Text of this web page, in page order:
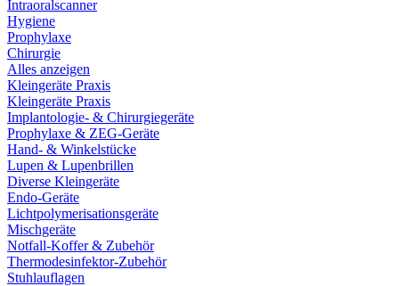
Intraoralscanner
Hygiene
Prophylaxe
Chirurgie
Alles anzeigen
Kleingeräte Praxis
Kleingeräte Praxis
Implantologie- & Chirurgiegeräte
Prophylaxe & ZEG-Geräte
Hand- & Winkelstücke
Lupen & Lupenbrillen
Diverse Kleingeräte
Endo-Geräte
Lichtpolymerisationsgeräte
Mischgeräte
Notfall-Koffer & Zubehör
Thermodesinfektor-Zubehör
Stuhlauflagen